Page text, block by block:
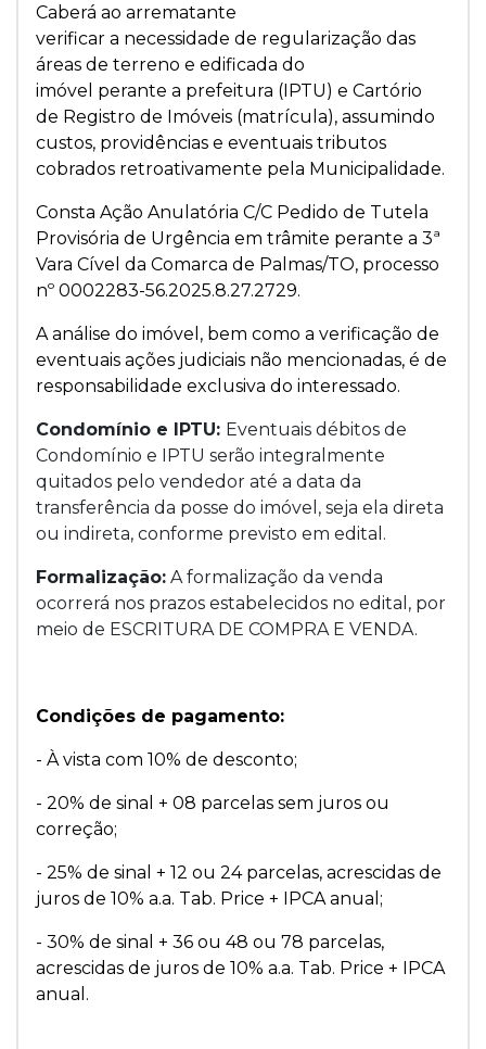
Caberá ao arrematante
verificar a necessidade de regularização das
áreas de terreno e edificada do
imóvel perante a prefeitura (IPTU) e Cartório
de Registro de Imóveis (matrícula), assumindo
custos, providências e eventuais tributos
cobrados retroativamente pela Municipalidade.
Consta Ação Anulatória C/C Pedido de Tutela
Provisória de Urgência em trâmite perante a 3ª
Vara Cível da Comarca de Palmas/TO, processo
nº 0002283-56.2025.8.27.2729.
A análise do imóvel, bem como a verificação de
eventuais ações judiciais não mencionadas, é de
responsabilidade exclusiva do interessado.
Condomínio e IPTU: Eventuais débitos de
Condomínio e IPTU serão integralmente
quitados pelo vendedor até a data da
transferência da posse do imóvel, seja ela direta
ou indireta, conforme previsto em edital.
Formalização: A formalização da venda
ocorrerá nos prazos estabelecidos no edital, por
meio de ESCRITURA DE COMPRA E VENDA.
Condições de pagamento:
- À vista com 10% de desconto;
- 20% de sinal + 08 parcelas sem juros ou
correção;
- 25% de sinal + 12 ou 24 parcelas, acrescidas de
juros de 10% a.a. Tab. Price + IPCA anual;
- 30% de sinal + 36 ou 48 ou 78 parcelas,
acrescidas de juros de 10% a.a. Tab. Price + IPCA
anual.